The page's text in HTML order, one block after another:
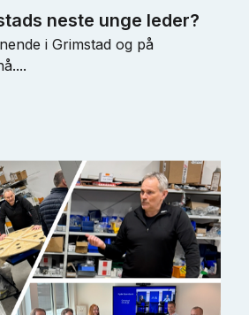
neste unge leder?
i Grimstad og på